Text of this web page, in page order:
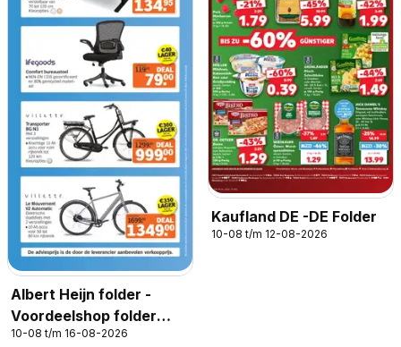
Albert Heijn folder -
Voordeelshop folder
week 33
10-08 t/m 16-08-2026
Kaufland DE -DE Folder
10-08 t/m 12-08-2026